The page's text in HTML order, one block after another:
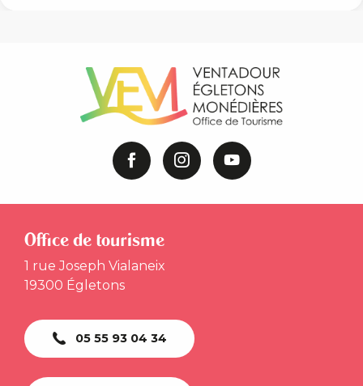
Office de tourisme
1 rue Joseph Vialaneix
19300 Égletons
05 55 93 04 34